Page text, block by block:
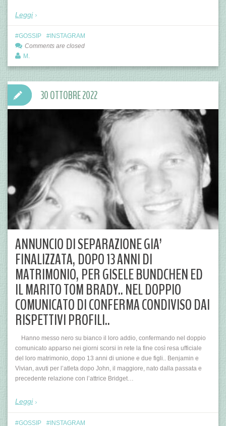
Leggi
GOSSIP
INSTAGRAM
Comments are closed
M.
ANNUNCIO DI SEPARAZIONE GIA’
FINALIZZATA, DOPO 13 ANNI DI
MATRIMONIO, PER GISELE BUNDCHEN ED
IL MARITO TOM BRADY.. NEL DOPPIO
COMUNICATO DI CONFERMA CONDIVISO DAI
RISPETTIVI PROFILI..
Hanno messo nero su bianco il loro addio, confermando nel doppio
comunicato apparso nei giorni scorsi in rete la fine così resa ufficiale
del loro matrimonio, dopo 13 anni di unione e due figli.. Benjamin e
Vivian, avuti per l’atleta dopo John, il maggiore, nato dalla passata e
precedente relazione con l’attrice Bridget…
Leggi
30 OTTOBRE 2022
GOSSIP
INSTAGRAM